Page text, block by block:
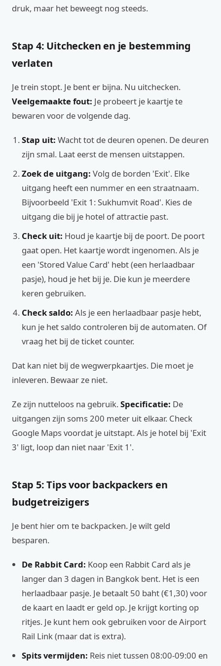
druk, maar het beweegt nog steeds.
Stap 4: Uitchecken en je bestemming
verlaten
Je trein stopt. Je bent er bijna. Nu uitchecken.
Veelgemaakte fout: Je probeert je kaartje te
bewaren voor de volgende dag.
Stap uit: Wacht tot de deuren openen. De deuren
zijn smal. Laat eerst de mensen uitstappen.
Zoek de uitgang: Volg de borden 'Exit'. Elke
uitgang heeft een nummer en een straatnaam.
Bijvoorbeeld 'Exit 1: Sukhumvit Road'. Kies de
uitgang die bij je hotel of attractie past.
Check uit: Houd je kaartje bij de poort. De poort
gaat open. Het kaartje wordt ingenomen. Als je
een 'Stored Value Card' hebt (een herlaadbaar
pasje), houd je het bij je. Die kun je meerdere
keren gebruiken.
Check saldo: Als je een herlaadbaar pasje hebt,
kun je het saldo controleren bij de automaten. Of
vraag het bij de ticket counter.
Dat kan niet bij de wegwerpkaartjes. Die moet je
inleveren. Bewaar ze niet.
Ze zijn nutteloos na gebruik.Specificatie: De
uitgangen zijn soms 200 meter uit elkaar. Check
Google Maps voordat je uitstapt. Als je hotel bij 'Exit
3' ligt, loop dan niet naar 'Exit 1'.
Stap 5: Tips voor backpackers en
budgetreizigers
Je bent hier om te backpacken. Je wilt geld
besparen.
De Rabbit Card: Koop een Rabbit Card als je
langer dan 3 dagen in Bangkok bent. Het is een
herlaadbaar pasje. Je betaalt 50 baht (€1,30) voor
de kaart en laadt er geld op. Je krijgt korting op
ritjes. Je kunt hem ook gebruiken voor de Airport
Rail Link (maar dat is extra).
Spits vermijden: Reis niet tussen 08:00-09:00 en